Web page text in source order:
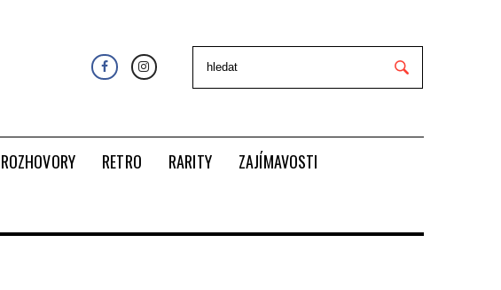
ROZHOVORY RETRO RARITY
ZAJÍMAVOSTI